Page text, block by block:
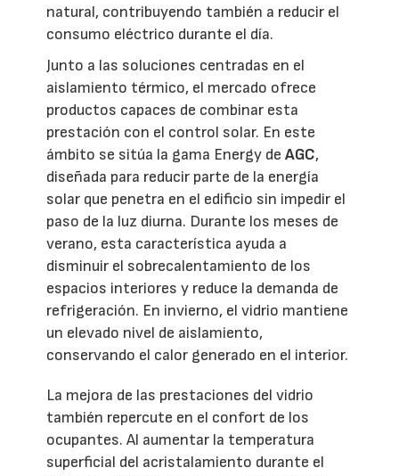
natural, contribuyendo también a reducir el
consumo eléctrico durante el día.
Junto a las soluciones centradas en el
aislamiento térmico, el mercado ofrece
productos capaces de combinar esta
prestación con el control solar. En este
ámbito se sitúa la gama Energy de AGC,
diseñada para reducir parte de la energía
solar que penetra en el edificio sin impedir el
paso de la luz diurna. Durante los meses de
verano, esta característica ayuda a
disminuir el sobrecalentamiento de los
espacios interiores y reduce la demanda de
refrigeración. En invierno, el vidrio mantiene
un elevado nivel de aislamiento,
conservando el calor generado en el interior.
La mejora de las prestaciones del vidrio
también repercute en el confort de los
ocupantes. Al aumentar la temperatura
superficial del acristalamiento durante el